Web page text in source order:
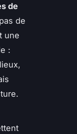
de
de
une
: